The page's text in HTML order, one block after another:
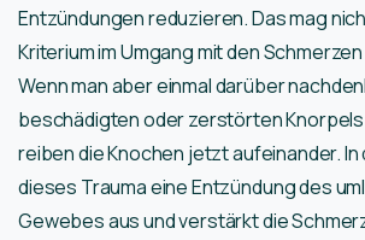
Entzündungen reduzieren. Das mag
Kriterium im Umgang mit den
Wenn man aber einmal darüber
beschädigten oder zerstörten Knorpels
reiben die Knochen jetzt aufeinander. In
dieses Trauma eine Entzündung des
Gewebes aus und verstärkt die